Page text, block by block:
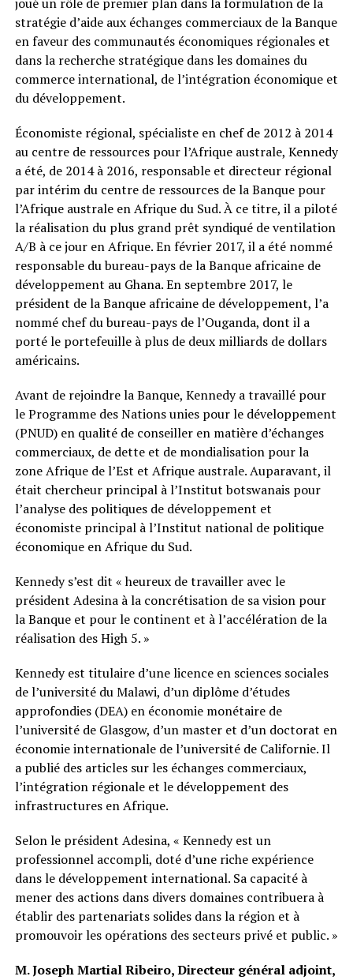
stratégie d’aide aux échanges commerciaux de la Banque
en faveur des communautés économiques régionales et
dans la recherche stratégique dans les domaines du
commerce international, de l’intégration économique et
du développement.
Économiste régional, spécialiste en chef de 2012 à 2014
au centre de ressources pour l’Afrique australe, Kennedy
a été, de 2014 à 2016, responsable et directeur régional
par intérim du centre de ressources de la Banque pour
l’Afrique australe en Afrique du Sud. À ce titre, il a piloté
la réalisation du plus grand prêt syndiqué de ventilation
A/B à ce jour en Afrique. En février 2017, il a été nommé
responsable du bureau-pays de la Banque africaine de
développement au Ghana. En septembre 2017, le
président de la Banque africaine de développement, l’a
nommé chef du bureau-pays de l’Ouganda, dont il a
porté le portefeuille à plus de deux milliards de dollars
américains.
Avant de rejoindre la Banque, Kennedy a travaillé pour
le Programme des Nations unies pour le développement
(PNUD) en qualité de conseiller en matière d’échanges
commerciaux, de dette et de mondialisation pour la
zone Afrique de l’Est et Afrique australe. Auparavant, il
était chercheur principal à l’Institut botswanais pour
l’analyse des politiques de développement et
économiste principal à l’Institut national de politique
économique en Afrique du Sud.
Kennedy s’est dit « heureux de travailler avec le
président Adesina à la concrétisation de sa vision pour
la Banque et pour le continent et à l’accélération de la
réalisation des High 5. »
Kennedy est titulaire d’une licence en sciences sociales
de l’université du Malawi, d’un diplôme d’études
approfondies (DEA) en économie monétaire de
l’université de Glasgow, d’un master et d’un doctorat en
économie internationale de l’université de Californie. Il
a publié des articles sur les échanges commerciaux,
l’intégration régionale et le développement des
infrastructures en Afrique.
Selon le président Adesina, « Kennedy est un
professionnel accompli, doté d’une riche expérience
dans le développement international. Sa capacité à
mener des actions dans divers domaines contribuera à
établir des partenariats solides dans la région et à
promouvoir les opérations des secteurs privé et public. »
M. Joseph Martial Ribeiro, Directeur général adjoint,